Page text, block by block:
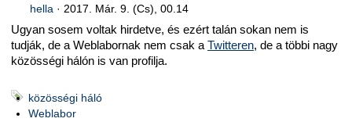
hella · 2017. Már. 9. (Cs), 00.14
Ugyan sosem voltak hirdetve, és ezért talán sokan nem is
tudják, de a Weblabornak nem csak a Twitteren, de a többi nagy
közösségi hálón is van profilja.
közösségi háló
Weblabor